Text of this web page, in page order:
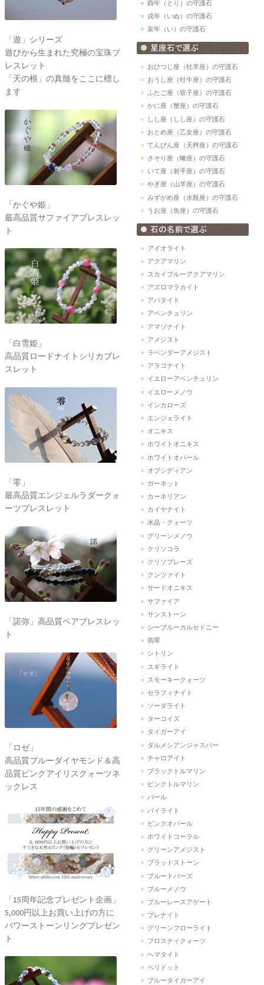
「遊」シリーズ
遊びから生まれた究極の宝珠ブ
レスレット
「天の根」の真髄をここに標し
ます
「かぐや姫」
最高品質サファイアブレスレッ
ト
「白雪姫」
高品質ロードナイトシリカブレ
スレット
「零」
最高品質エンジェルラダークォ
ーツブレスレット
「諾弥」高品質ペアブレスレッ
ト
「ロゼ」
高品質ブルーダイヤモンド＆高
品質ピンクアイリスクォーツネ
ックレス
「15周年記念プレゼント企画」
5,000円以上お買い上げの方に
パワーストーンリングプレゼン
ト
酉年（とり）の守護石
戌年（いぬ）の守護石
亥年（い）の守護石
おひつじ座（牡羊座）の守護石
おうし座（牡牛座）の守護石
ふたご座（双子座）の守護石
かに座（蟹座）の守護石
しし座（しし座）の守護石
おとめ座（乙女座）の守護石
てんびん座（天秤座）の守護石
さそり座（蠍座）の守護石
いて座（射手座）の守護石
やぎ座（山羊座）の守護石
みずがめ座（水瓶座）の守護石
うお座（魚座）の守護石
アイオライト
アクアマリン
スカイブルーアクアマリン
アズロマラカイト
アパタイト
アベンチュリン
アマゾナイト
アメジスト
ラベンダーアメジスト
アラゴナイト
イエローアベンチュリン
イエローメノウ
インカローズ
エンジェライト
オニキス
ホワイトオニキス
ホワイトオパール
オブシディアン
ガーネット
カーネリアン
カイヤナイト
水晶・クォーツ
グリーンメノウ
クリソコラ
クリソプレーズ
クンツァイト
サードオニキス
サファイア
サンストーン
シーブルーカルセドニー
翡翠
シトリン
スギライト
スモーキークォーツ
セラフィナイト
ソーダライト
ターコイズ
タイガーアイ
ダルメシアンジャスパー
チャロアイト
ブラックトルマリン
ピンクトルマリン
パール
パイライト
ピンクオパール
ホワイトコーラル
グリーンアメジスト
ブラッドストーン
ブルートパーズ
ブルーメノウ
ブルーレースアゲート
プレナイト
グリーンフローライト
フロスティクォーツ
ヘマタイト
ペリドット
ブルータイガーアイ